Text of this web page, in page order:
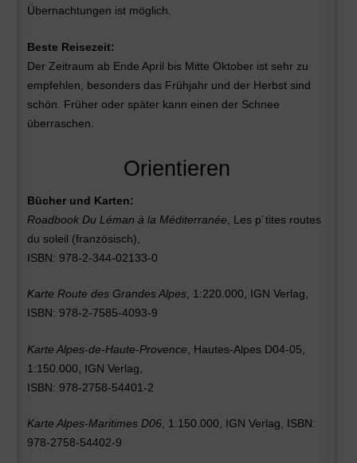
Übernachtungen ist möglich.
Beste Reisezeit:
Der Zeitraum ab Ende April bis Mitte Oktober ist sehr zu
empfehlen, besonders das Frühjahr und der Herbst sind
schön. Früher oder später kann einen der Schnee
überraschen.
Orientieren
Bücher und Karten:
Roadbook Du Léman à la Méditerranée , Les p´tites routes
du soleil (französisch),
ISBN: 978-2-344-02133-0
Karte Route des Grandes Alpes, 1:220.000, IGN Verlag,
ISBN: 978-2-7585-4093-9
Karte Alpes-de-Haute-Provence , Hautes-Alpes D04-05,
1:150.000, IGN Verlag,
ISBN: 978-2758-54401-2
Karte Alpes-Maritimes D06, 1:150.000, IGN Verlag, ISBN:
978-2758-54402-9